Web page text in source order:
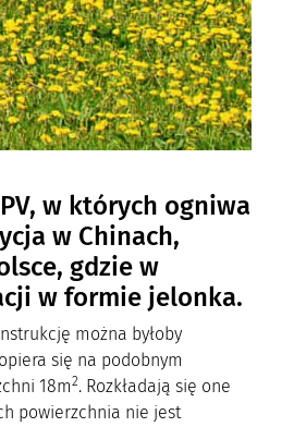
w których ogniwa
w Chinach,
gdzie w
w formie jelonka.
można byłoby
się na podobnym
18m2. Rozkładają się one
powierzchnia nie jest